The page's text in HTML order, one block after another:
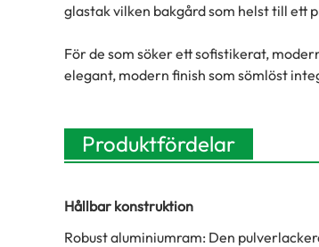
glastak vilken bakgård som helst till ett
För de som söker ett sofistikerat,
elegant, modern finish som sömlöst
Produktfördelar
Hållbar konstruktion
Robust aluminiumram: Den